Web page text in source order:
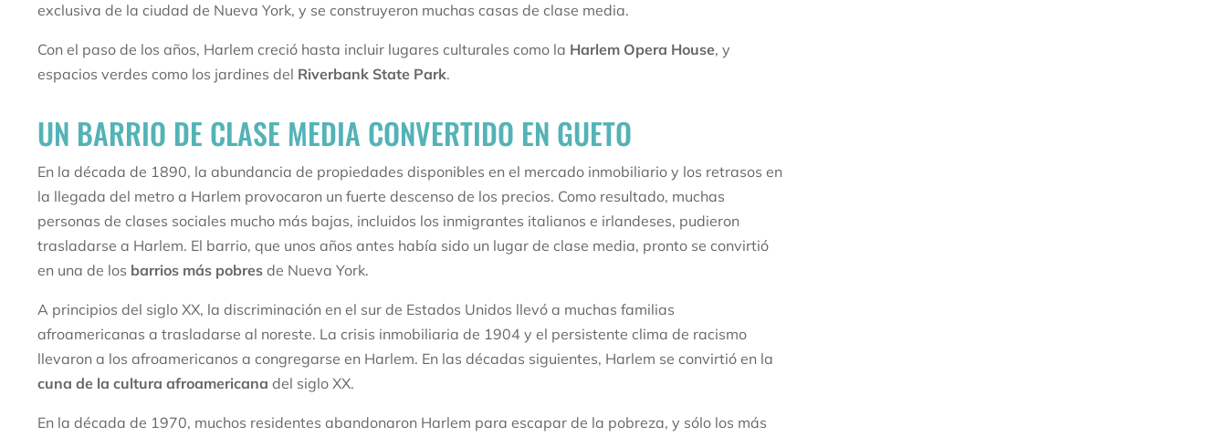
exclusiva de la ciudad de Nueva York, y se construyeron muchas casas de clase media.
Con el paso de los años, Harlem creció hasta incluir lugares culturales como la Harlem Opera House, y
espacios verdes como los jardines del Riverbank State Park.
UN BARRIO DE CLASE MEDIA CONVERTIDO EN GUETO
En la década de 1890, la abundancia de propiedades disponibles en el mercado inmobiliario y los retrasos en
la llegada del metro a Harlem provocaron un fuerte descenso de los precios. Como resultado, muchas
personas de clases sociales mucho más bajas, incluidos los inmigrantes italianos e irlandeses, pudieron
trasladarse a Harlem. El barrio, que unos años antes había sido un lugar de clase media, pronto se convirtió
en una de los barrios más pobres de Nueva York.
A principios del siglo XX, la discriminación en el sur de Estados Unidos llevó a muchas familias
afroamericanas a trasladarse al noreste. La crisis inmobiliaria de 1904 y el persistente clima de racismo
llevaron a los afroamericanos a congregarse en Harlem. En las décadas siguientes, Harlem se convirtió en la
cuna de la cultura afroamericana del siglo XX.
En la década de 1970, muchos residentes abandonaron Harlem para escapar de la pobreza, y sólo los más